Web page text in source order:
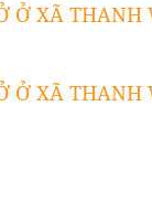
Ở XÃ
Ở XÃ